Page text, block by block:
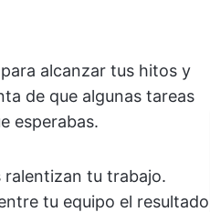
alcanzar tus hitos y
de que algunas tareas
esperabas.
ralentizan tu trabajo.
tu equipo el resultado